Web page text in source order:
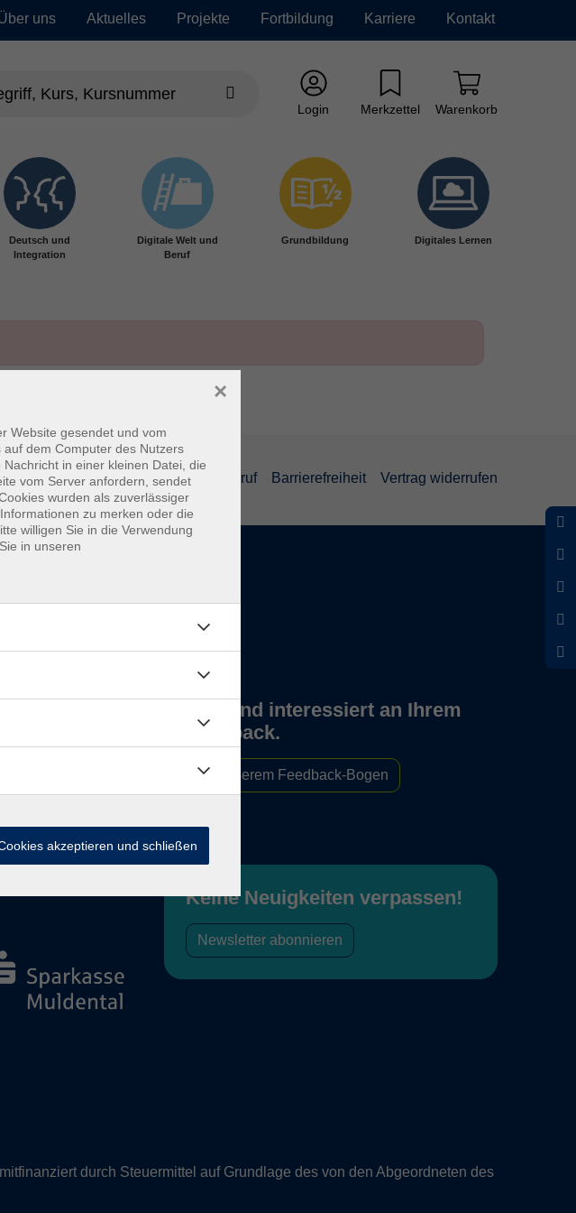
uns Aktuelles Projekte Fortbildung Karriere Kontakt
Login Merkzettel Warenkorb
Deutsch und
Integration
Digitale Welt und
Beruf
Grundbildung Digitales Lernen
AGB und Widerruf Barrierefreiheit Vertrag widerrufen
Wir sind interessiert an Ihrem
Feedback.
Zu unserem Feedback-Bogen
Keine Neuigkeiten verpassen!
Newsletter abonnieren
durch Steuermittel auf Grundlage des von den Abgeordneten des
Website gesendet und vom
dem Computer des Nutzers
in einer kleinen Datei, die
vom Server anfordern, sendet
wurden als zuverlässiger
zu merken oder die
willigen Sie in die Verwendung
in unseren
×
akzeptieren und schließen